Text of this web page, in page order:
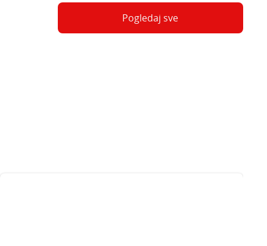
Pogledaj sve